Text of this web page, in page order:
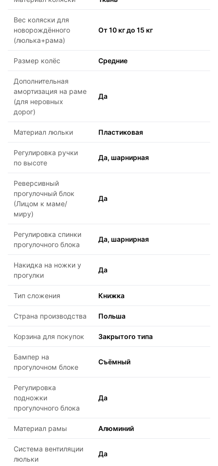
Вес коляски для
новорождённого
(люлька+рама)
От 10 кг до 15 кг
Размер колёс Средние
Дополнительная
амортизация на раме
(для неровных
дорог)
Да
Материал люльки Пластиковая
Регулировка ручки
по высоте
Да, шарнирная
Реверсивный
прогулочный блок
(Лицом к маме/
миру)
Да
Регулировка спинки
прогулочного блока
Да, шарнирная
Накидка на ножки у
прогулки
Да
Тип сложения Книжка
Страна производства Польша
Корзина для покупок Закрытого типа
Бампер на
прогулочном блоке
Съёмный
Регулировка
подножки
прогулочного блока
Да
Материал рамы Алюминий
Система вентиляции
люльки
Да